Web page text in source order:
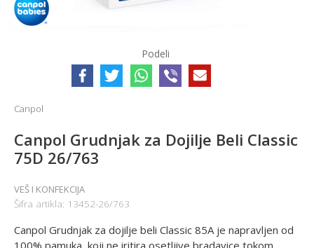
Podeli
Canpol
Canpol Grudnjak za Dojilje Beli Classic
75D 26/763
VEŠ I KONFEKCIJA
Šifra artikla: 13452-26/763
Canpol Grudnjak za dojilje beli Classic 85A je napravljen od